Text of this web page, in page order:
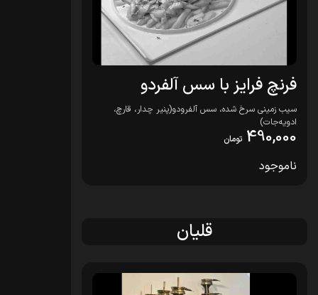
فرنچ فرایز با سس آلفردو
سیب زمینی سرخ شده، سس آلفرودو(پنیر چدار، قارچ،
ادویه‌جات)
490,000 تومان
ناموجود
قلیان